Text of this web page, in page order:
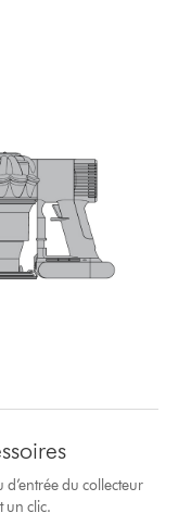
d’entrée du collecteur
un clic.